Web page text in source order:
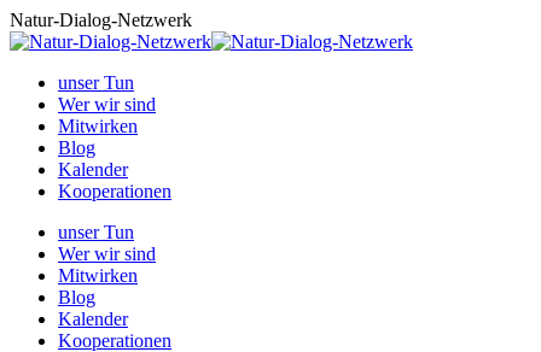
Zum
Inhalt
Natur-Dialog-Netzwerk
unser Tun
Wer wir sind
Mitwirken
Blog
Kalender
Kooperationen
unser Tun
Wer wir sind
Mitwirken
Blog
Kalender
Kooperationen